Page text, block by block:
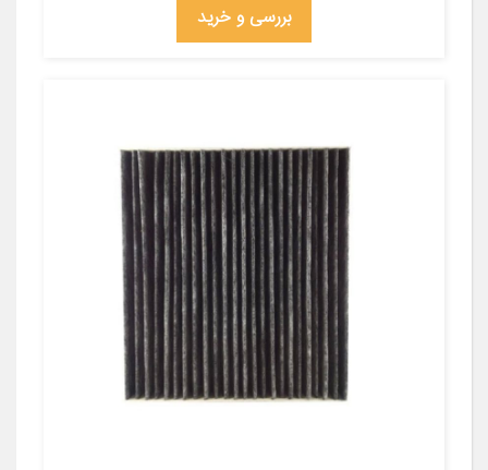
بررسی و خرید